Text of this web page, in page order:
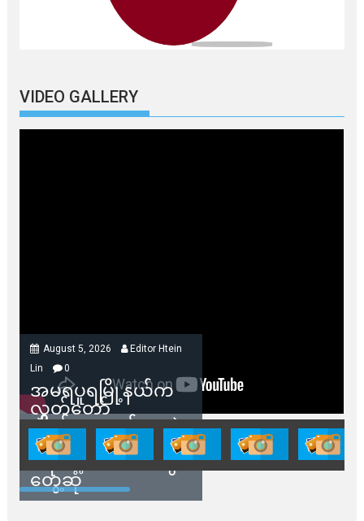
VIDEO GALLERY
August 5, 2026
Editor Htein
Lin
0
အမရပူရမြို့နယ်က
လွှတ်တော်
ကိုယ်စားလှယ်တွေနဲ့
နေအိမ်တွေဖျက်သိမ်း
ခံရမယ့် ဒေသခံတွေ
တွေ့ဆုံ